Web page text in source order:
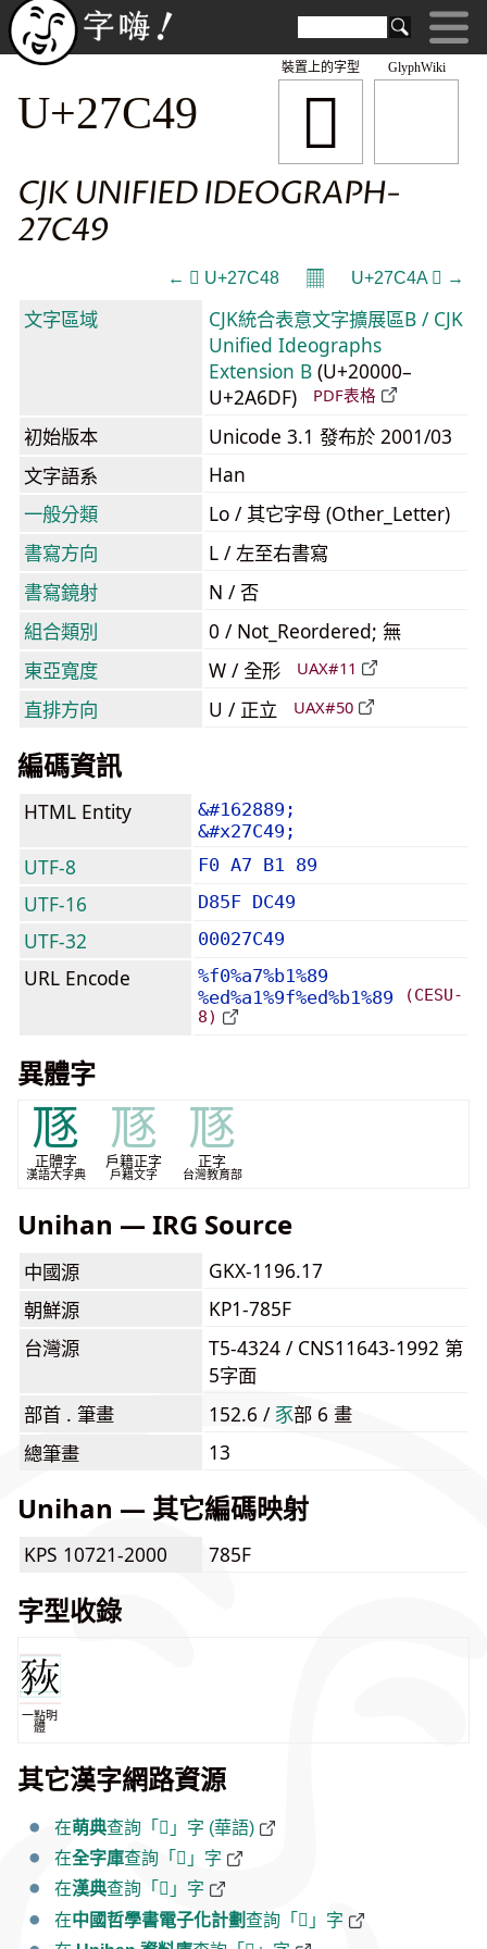
GlyphWiki
𧱉
裝置上的字型
U+27C49
CJK UNIFIED IDEOGRAPH-
27C49
← 𧱈 U+27C48 𝄜 U+27C4A 𧱊 →
文字區域
CJK統合表意文字擴展區B / CJK
Unified Ideographs
Extension B (U+20000–
U+2A6DF)
PDF表格
初始版本
Unicode 3.1 發布於 2001/03
文字語系
Han
一般分類
Lo / 其它字母 (Other_Letter)
書寫方向
L / 左至右書寫
書寫鏡射
N / 否
組合類別
0 / Not_Reordered; 無
東亞寬度
W / 全形 UAX#11
直排方向 U / 正立 UAX#50
編碼資訊
HTML Entity
&#162889;
&#x27C49;
UTF-8 F0 A7 B1 89
UTF-16 D85F DC49
UTF-32 00027C49
URL Encode
%f0%a7%b1%89
%ed%a1%9f%ed%b1%89
(CESU-
8)
異體字
豗
正體字
漢語大字典
豗
戶籍正字
戶籍文字
豗
正字
台灣教育部
Unihan — IRG Source
中國源
GKX-1196.17
朝鮮源
KP1-785F
台灣源
T5-4324 / CNS11643-1992 第
5字面
部首 . 筆畫
152.6 /⾗部 6 畫
總筆畫
13
Unihan — 其它編碼映射
KPS 10721-2000 785F
字型收錄
一點明
體
其它漢字網路資源
在萌典查詢「𧱉」字 (華語)
在全字庫查詢「𧱉」字
在漢典查詢「𧱉」字
在中國哲學書電子化計劃查詢「𧱉」字